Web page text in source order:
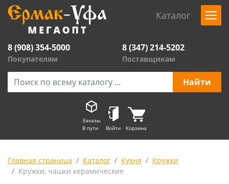
Каталог
8 (908) 354-5000
Покупателям
8 (347) 214-5202
Поставщикам
Заказы
В пути
Войти Корзина
Главная страница Каталог Кухня
Кружки
Кружки, чашки керамические